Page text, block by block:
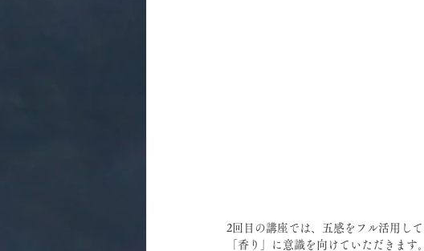
2回目の講座では、五感をフル活用して
「香り」に意識を向けていただきます。